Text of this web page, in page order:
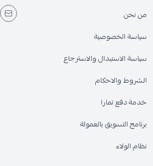
من نحن
سياسة الخصوصية
سياسة الاستبدال والاسترجاع
الشروط والاحكام
خدمة دفع تمارا
برنامج التسويق بالعمولة
نظام الولاء